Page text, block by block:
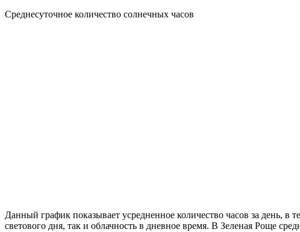
Среднесуточное количество солнечных часов
Данный график показывает усредненное количество часов за день,
светового дня, так и облачность в дневное время. В Зеленая Роще